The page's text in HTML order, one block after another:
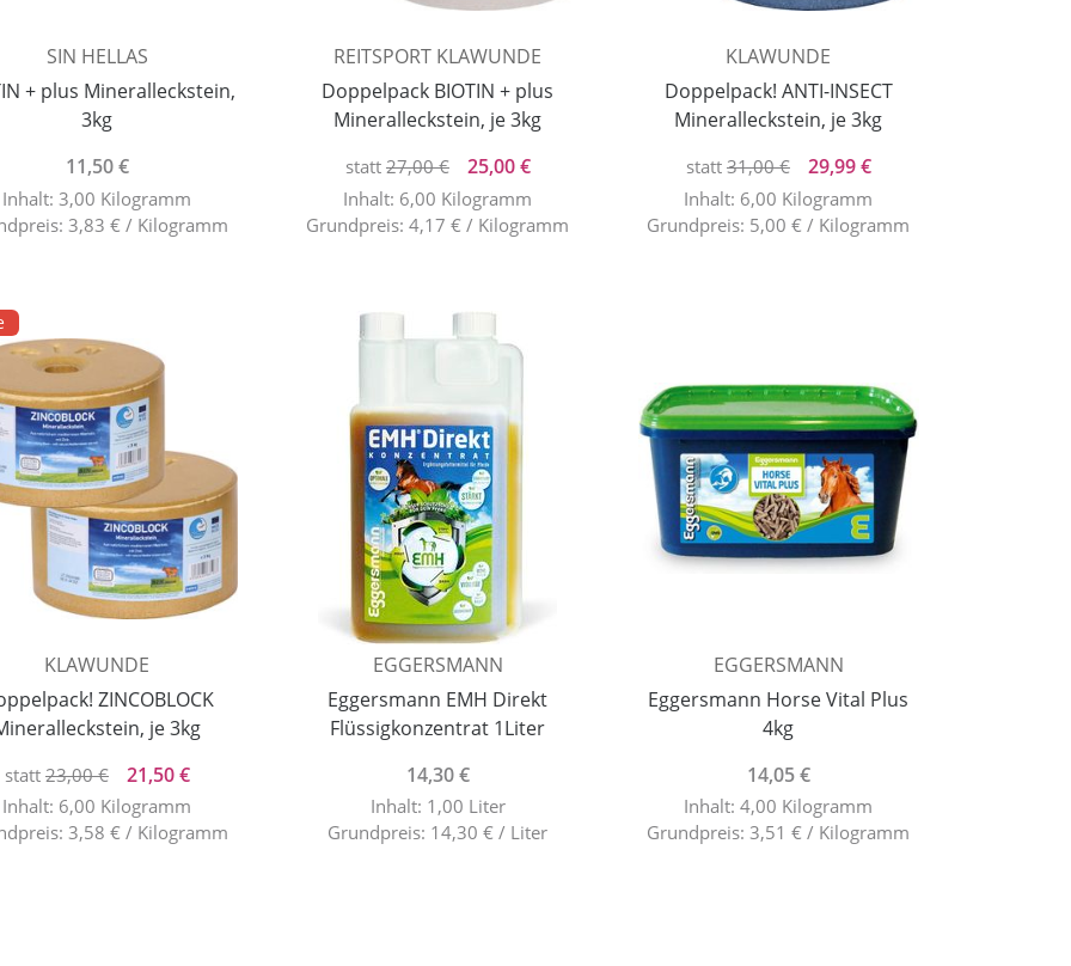
SIN HELLAS
+ plus Mineralleckstein,
3kg
11,50 €
Inhalt: 3,00 Kilogramm
3,83 € / Kilogramm
REITSPORT KLAWUNDE
Doppelpack BIOTIN + plus
Mineralleckstein, je 3kg
statt 27,00 € 25,00 €
Inhalt: 6,00 Kilogramm
Grundpreis: 4,17 € / Kilogramm
KLAWUNDE
Doppelpack! ANTI-INSECT
Mineralleckstein, je 3kg
statt 31,00 € 29,99 €
Inhalt: 6,00 Kilogramm
Grundpreis: 5,00 € / Kilogramm
KLAWUNDE
ZINCOBLOCK
je 3kg
statt 23,00 € 21,50 €
Inhalt: 6,00 Kilogramm
3,58 € / Kilogramm
EGGERSMANN
Eggersmann EMH Direkt
Flüssigkonzentrat 1Liter
14,30 €
Inhalt: 1,00 Liter
Grundpreis: 14,30 € / Liter
EGGERSMANN
Eggersmann Horse Vital Plus
4kg
14,05 €
Inhalt: 4,00 Kilogramm
Grundpreis: 3,51 € / Kilogramm